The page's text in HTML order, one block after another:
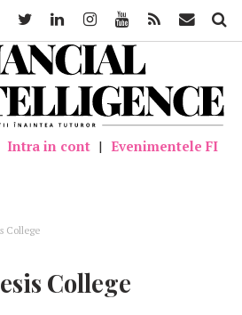
Intra in cont | Evenimentele FI
College
College
Twitter LinkedinInstagramYoutube Feed Mail